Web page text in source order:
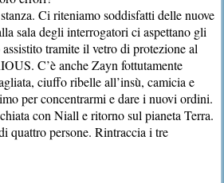
Ci riteniamo soddisfatti delle nuove
sala degli interrogatori ci aspettano gli
tramite il vetro di protezione al
C’è anche Zayn fottutamente
ciuffo ribelle all’insù, camicia e
per concentrarmi e dare i nuovi ordini.
con Niall e ritorno sul pianeta Terra.
quattro persone. Rintraccia i tre